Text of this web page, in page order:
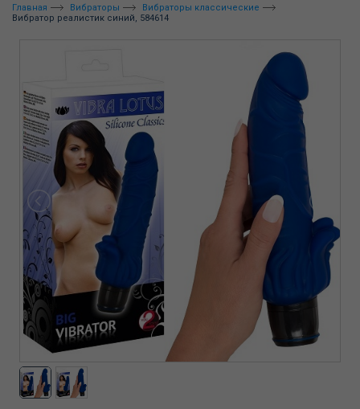
Главная Вибраторы
Вибраторы классические
Вибратор реалистик синий, 584614